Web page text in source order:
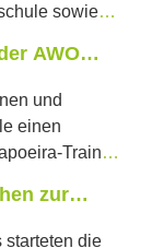
sowie
In
e.V.
AWO
und
einen
Trainer
Gäste war
zur
starteten die